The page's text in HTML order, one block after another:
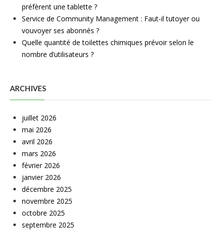
préfèrent une tablette ?
Service de Community Management : Faut-il tutoyer ou
vouvoyer ses abonnés ?
Quelle quantité de toilettes chimiques prévoir selon le
nombre d’utilisateurs ?
ARCHIVES
juillet 2026
mai 2026
avril 2026
mars 2026
février 2026
janvier 2026
décembre 2025
novembre 2025
octobre 2025
septembre 2025